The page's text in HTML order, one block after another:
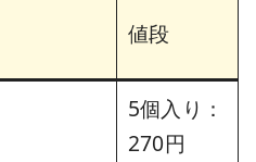
値段
5個入り：
270円